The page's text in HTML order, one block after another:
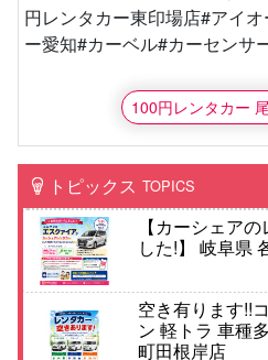
円レンタカー東印場店#アイ
ー愛知#カーベル#カーセンサ
100円レンタカー
トピックス TOPICS
【カーシェア
した!】 岐阜県
空き有ります!!
ン 軽トラ 車種
町田根岸店